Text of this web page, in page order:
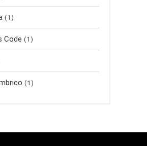
(1)
Code (1)
(1)